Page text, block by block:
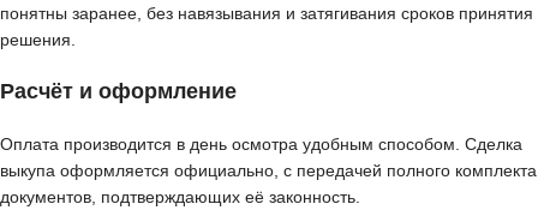
понятны заранее, без навязывания и затягивания сроков принятия
решения.
Расчёт и оформление
Оплата производится в день осмотра удобным способом. Сделка
выкупа оформляется официально, с передачей полного комплекта
документов, подтверждающих её законность.